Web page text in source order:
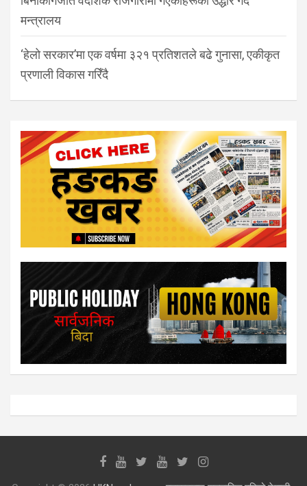
मन्त्रालय
‘हेलो सरकार’मा एक वर्षमा ३२१ प्रतिशतले बढे गुनासा, एकीकृत
प्रणाली विकास गरिँदै